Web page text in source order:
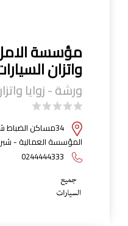
مؤسسة
واتزان
ورشة - زوايا
34مساكن الضباط
المؤسسة العمالية -
0244444333